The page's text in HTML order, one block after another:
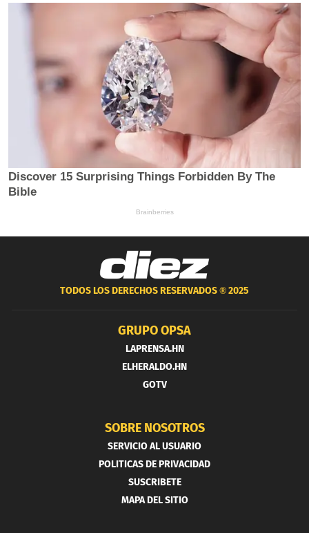
TODOS LOS DERECHOS RESERVADOS ®2025
GRUPO OPSA
LAPRENSA.HN
ELHERALDO.HN
GOTV
SOBRE NOSOTROS
SERVICIO AL USUARIO
POLITICAS DE PRIVACIDAD
SUSCRIBETE
MAPA DEL SITIO